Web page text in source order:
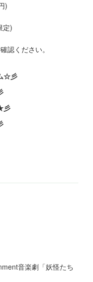
)
定)
認ください。
☆彡
彡
⾳楽劇「妖怪たち